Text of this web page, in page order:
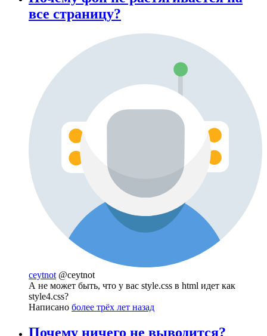
все страницу?
ceytnot @ceytnot
А не может быть, что у вас style.css в html идет как
style4.css?
Написано более трёх лет назад
Почему ничего не выводится?